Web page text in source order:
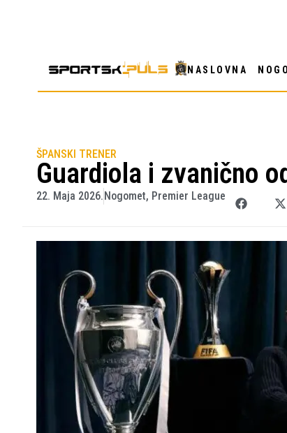
NASLOVNA
ŠPANSKI TRENER
Guardiola i zvanično
22. Maja 2026.Nogomet, Premier League